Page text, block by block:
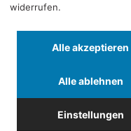
Alle
von
Romeo
anzeigen
Quicklinks
widerrufen.
Alle akzeptieren
Alle ablehnen
Einstellungen